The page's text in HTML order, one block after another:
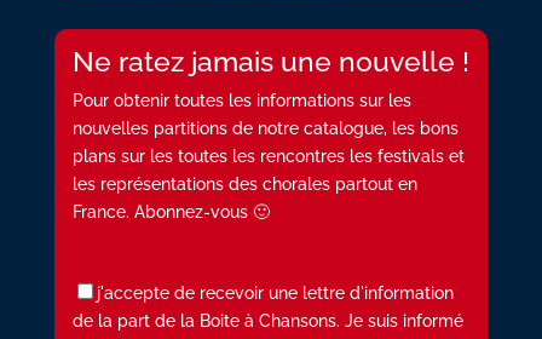
Ne ratez jamais une nouvelle !
Pour obtenir toutes les informations sur les
nouvelles partitions de notre catalogue, les bons
plans sur les toutes les rencontres les festivals et
les représentations des chorales partout en
France. Abonnez-vous 🙂
j'accepte de recevoir une lettre d'information
de la part de la Boite à Chansons. Je suis informé